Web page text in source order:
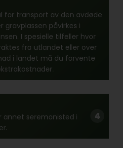
for transport av den avdøde
gravplassen påvirkes i
I spesielle tilfeller hvor
fra utlandet eller over
i landet må du forvente
annet seremonisted i